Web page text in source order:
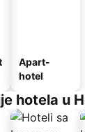
Apart-
hotel
hotela u